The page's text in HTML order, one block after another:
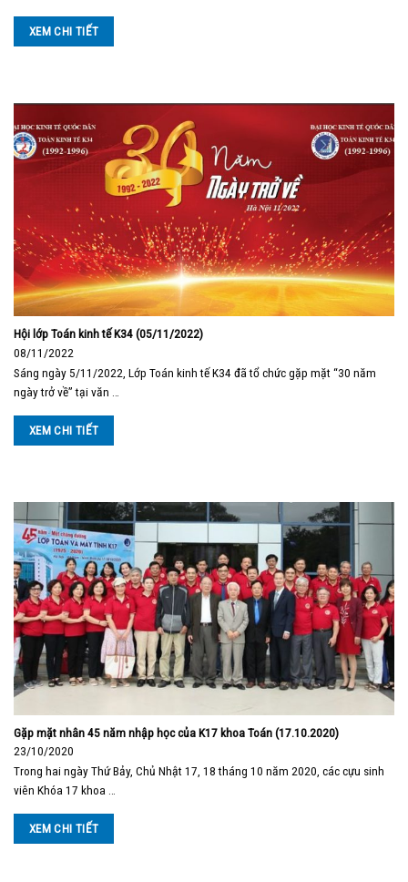
XEM CHI TIẾT
Hội lớp Toán kinh tế K34 (05/11/2022)
08/11/2022
Sáng ngày 5/11/2022, Lớp Toán kinh tế K34 đã tổ chức gặp mặt “30 năm
ngày trở về” tại văn …
XEM CHI TIẾT
Gặp mặt nhân 45 năm nhập học của K17 khoa Toán (17.10.2020)
23/10/2020
Trong hai ngày Thứ Bảy, Chủ Nhật 17, 18 tháng 10 năm 2020, các cựu sinh
viên Khóa 17 khoa …
XEM CHI TIẾT